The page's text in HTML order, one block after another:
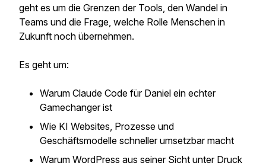
geht es um die Grenzen der Tools, den Wandel in
Teams und die Frage, welche Rolle Menschen in
Zukunft noch übernehmen.
Es geht um:
Warum Claude Code für Daniel ein echter
Gamechanger ist
Wie KI Websites, Prozesse und
Geschäftsmodelle schneller umsetzbar macht
Warum WordPress aus seiner Sicht unter Druck